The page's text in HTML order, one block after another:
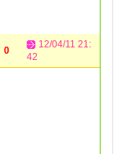
0
12/04/11 21:
42